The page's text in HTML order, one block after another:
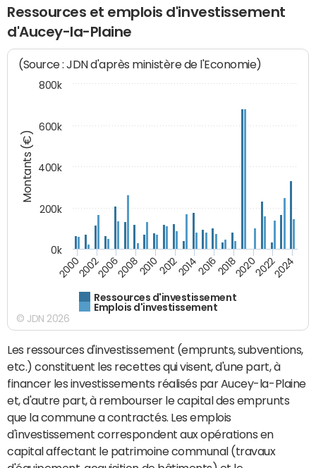
Ressources et emplois d'investissement
d'Aucey-la-Plaine
Montants (€)
(Source : JDN d'après ministère de l'Economie)
Ressources d'investissement
Emplois d'investissement
200020022006200820102012201420162018202020222024
0k
200k
400k
600k
800k
© JDN 2026
Les ressources d'investissement (emprunts, subventions,
etc.) constituent les recettes qui visent, d'une part, à
financer les investissements réalisés par Aucey-la-Plaine
et, d'autre part, à rembourser le capital des emprunts
que la commune a contractés. Les emplois
d'investissement correspondent aux opérations en
capital affectant le patrimoine communal (travaux